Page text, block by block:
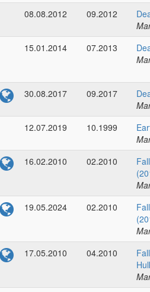
08.08.2012 09.2012
15.01.2014
07.2013
30.08.2017 09.2017
12.07.2019
10.1999
16.02.2010
02.2010
19.05.2024
02.2010
17.05.2010
04.2010